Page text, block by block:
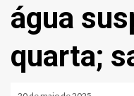
água
quarta;